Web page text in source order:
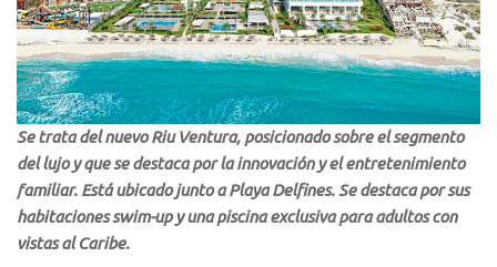
Se trata del nuevo Riu Ventura, posicionado sobre el segmento
del lujo y que se destaca por la innovación y el entretenimiento
familiar. Está ubicado junto a Playa Delfines. Se destaca por sus
habitaciones swim-up y una piscina exclusiva para adultos con
vistas al Caribe.